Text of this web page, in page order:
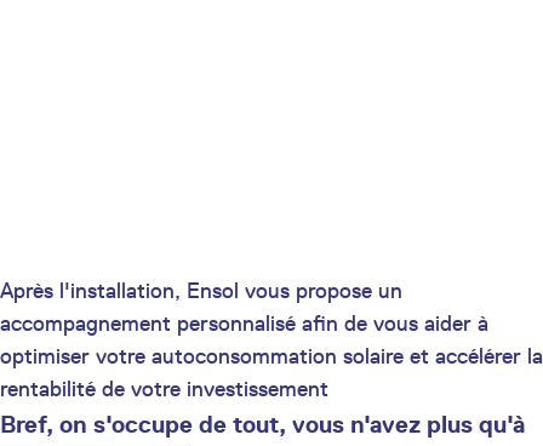
Après l'installation, Ensol vous propose un
accompagnement personnalisé afin de vous aider à
optimiser votre autoconsommation solaire et accélérer la
rentabilité de votre investissement
Bref, on s'occupe de tout, vous n'avez plus qu'à